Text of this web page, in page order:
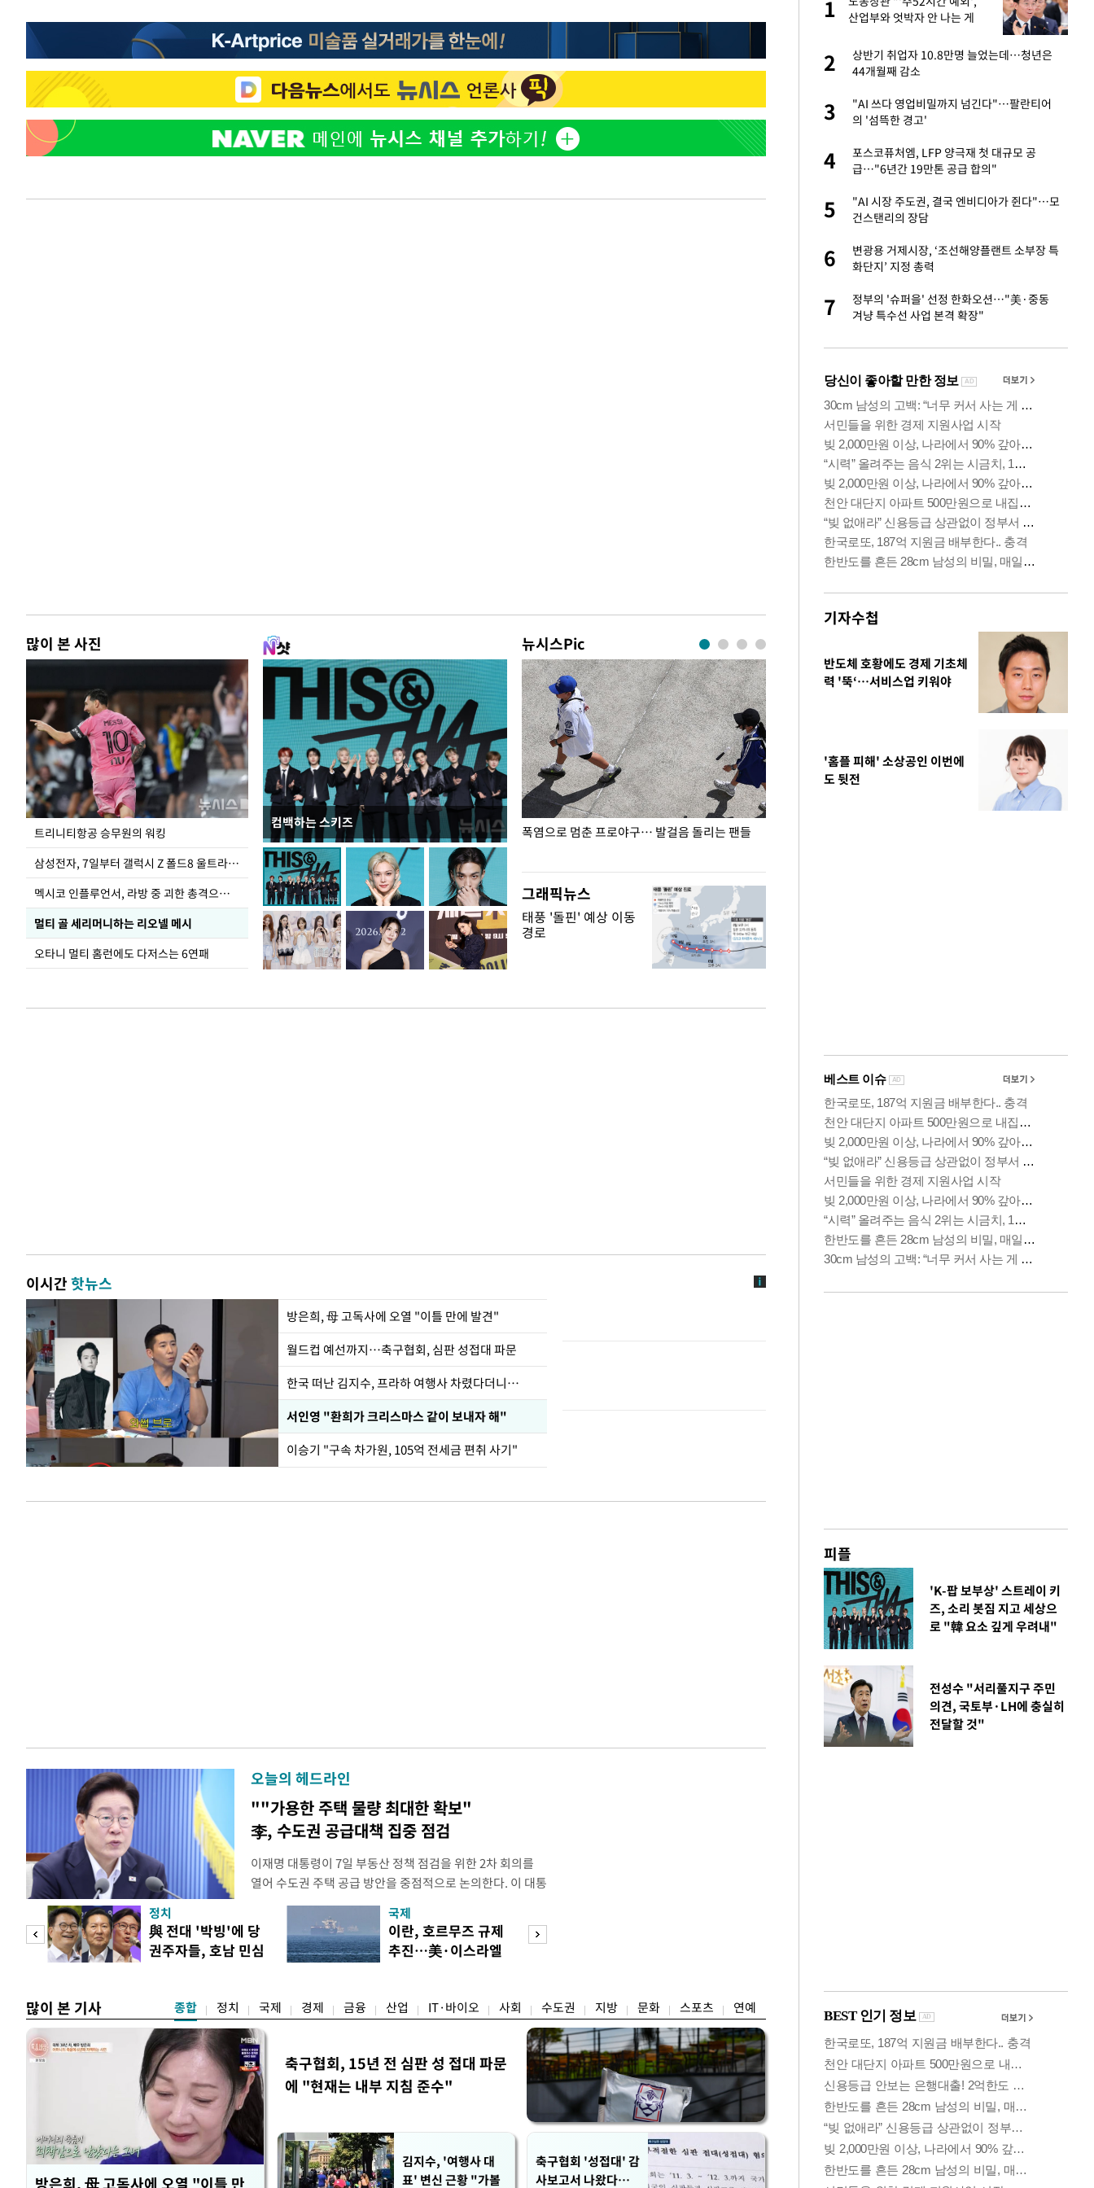
많이 본 사진
트리니티항공 승무원의 워킹
삼성전자, 7일부터 갤럭시 Z 폴드8 울트라·폴드8·플립8 출시
멕시코 인플루언서, 라방 중 괴한 총격으로 사망
멀티 골 세리머니하는 리오넬 메시
오타니 멀티 홈런에도 다저스는 6연패
컴백하는 스키즈
뉴시스Pic
입추 하루 앞둔 전남광주… 열화상 카메라에 담긴
폭염
폭염으로 멈춘 프로야구… 발걸음 돌리는 팬들
그래픽뉴스
태풍 '돌핀' 예상 이동
경로
이시간핫뉴스
방은희, 母 고독사에 오열 "이틀 만에 발견"
월드컵 예선까지…축구협회, 심판 성접대 파문
한국 떠난 김지수, 프라하 여행사 차렸다더니…
서인영 "환희가 크리스마스 같이 보내자 해"
이승기 "구속 차가원, 105억 전세금 편취 사기"
오늘의 헤드라인
""가용한 주택 물량 최대한 확보"
李, 수도권 공급대책 집중 점검
이재명 대통령이 7일 부동산 정책 점검을 위한 2차 회의를
열어 수도권 주택 공급 방안을 중점적으로 논의한다. 이 대통
령은 이날 오후 2시 청와대에서 부동산 정책 점검 2차 회의
를 비공개로 주재한다. 지난 3일 부동산·주식 시장 점검 비
공개 회의에서 "가용한 주택 공급 물량을 최대한 확보하
라"고 지시한 지 나흘 만이다. 앞서 이 대통령은 1차
정치
與 전대 '박빙'에 당
권주자들, 호남 민심
국제
이란, 호르무즈 규제
추진…美·이스라엘
많이 본 기사 종합 정치 국제 경제 금융 산업 IT·바이오 사회 수도권 지방 문화 스포츠 연예
방은희, 母 고독사에 오열 "이틀 만
축구협회, 15년 전 심판 성 접대 파문
에 "현재는 내부 지침 준수"
김지수, '여행사 대
표' 변신 근황 "가볼
축구협회 '성접대' 감
사보고서 나왔다…
2
축구협회, 15년 전 심판 성 접대 파문에 "현
재는 내부 지침 준수"
3
김지수, '여행사 대표' 변신 근황 "가볼 만하
니…"
4
축구협회 '성접대' 감사보고서 나왔다…월드
5
프로야구 9일까지 폭염 취소…11일 재개·오
1
산업부와 엇박자 안 나는 게
2
상반기 취업자 10.8만명 늘었는데…청년은
44개월째 감소
3
"AI 쓰다 영업비밀까지 넘긴다"…팔란티어
의 '섬뜩한 경고'
4
포스코퓨처엠, LFP 양극재 첫 대규모 공
급…"6년간 19만톤 공급 합의"
5
"AI 시장 주도권, 결국 엔비디아가 쥔다"…모
건스탠리의 장담
6
변광용 거제시장, ‘조선해양플랜트 소부장 특
화단지’ 지정 총력
7
정부의 '슈퍼을' 선정 한화오션…"美·중동
겨냥 특수선 사업 본격 확장"
기자수첩
반도체 호황에도 경제 기초체
력 '뚝‘…서비스업 키워야
'홈플 피해' 소상공인 이번에
도 뒷전
피플
'K-팝 보부상' 스트레이 키
즈, 소리 봇짐 지고 세상으
로 "韓 요소 깊게 우려내"
전성수 "서리풀지구 주민
의견, 국토부·LH에 충실히
전달할 것"